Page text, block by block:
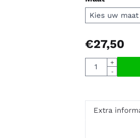
€27,50
Aantal
+
-
Extra